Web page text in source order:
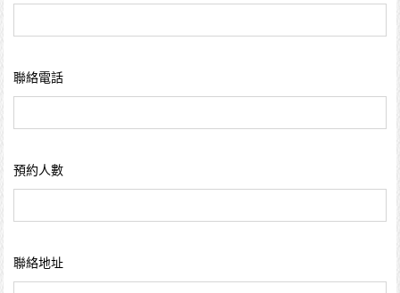
聯絡電話
預約人數
聯絡地址